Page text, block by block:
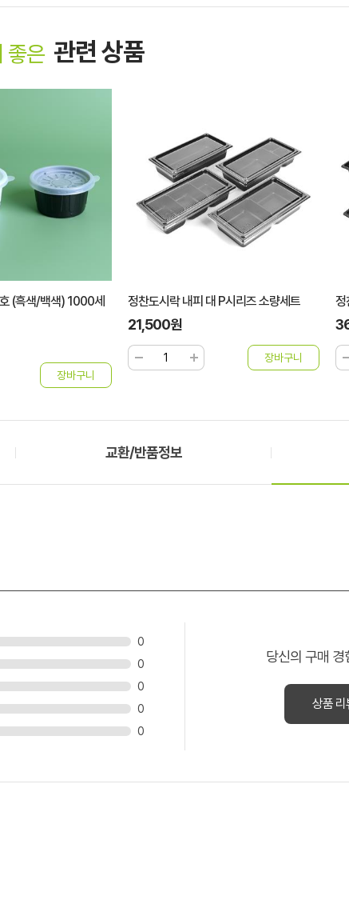
좋은 관련 상품
P시리즈 소량세트 정찬도시락 내피 대 P시리즈 단품
36,800원
정
교환/반품정보
0
0
0
0
0
당신의 구매 경
상품 리